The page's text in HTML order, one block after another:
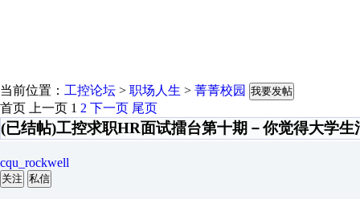
当前位置： 工控论坛 > 职场人生 > 菁菁校园 我要发帖
首页 上一页 1 2 下一页 尾页
(已结帖)工控求职HR面试擂台第十期－你觉得大学
cqu_rockwell
关注 私信